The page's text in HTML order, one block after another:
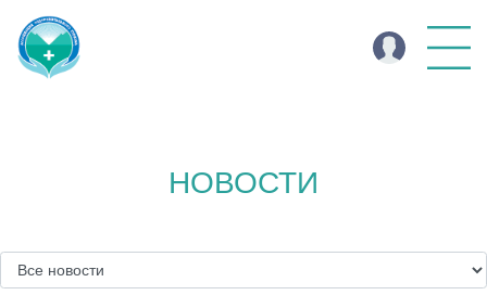
НОВОСТИ